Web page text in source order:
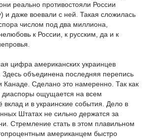
реально противостояли России
и даже воевали с ней. Такая сложилась
числом под два миллиона,
к России, к русским, да и к
цифра американских украинцев
Здесь объединена последняя перепись
Сделано это намеренно. Так как
диаспоры ощущается на всем
вклад и в украинские события. Дело в
Штатах не сильно держатся за
Стремление стать в этом плавильном
американцем быстро